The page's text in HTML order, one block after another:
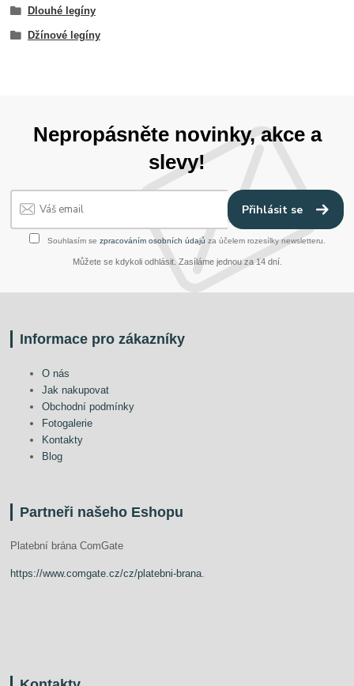
Dlouhé legíny
Džínové legíny
Nepropásněte novinky, akce a
slevy!
Přihlásit se
Souhlasím se zpracováním osobních údajů za účelem rozesílky newsletteru.
Můžete se kdykoli odhlásit. Zasíláme jednou za 14 dní.
Informace pro zákazníky
O nás
Jak nakupovat
Obchodní podmínky
Fotogalerie
Kontakty
Blog
Partneři našeho Eshopu
Platební brána ComGate
https://www.comgate.cz/cz/platebni-brana.